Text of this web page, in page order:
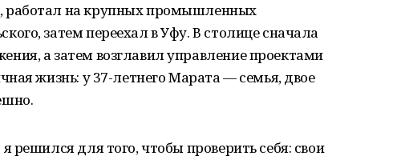
работал на крупных промышленных
затем переехал в Уфу. В столице сначала
а затем возглавил управление проектами
жизнь: у 37-летнего Марата — семья, двое
решился для того, чтобы проверить себя: свои